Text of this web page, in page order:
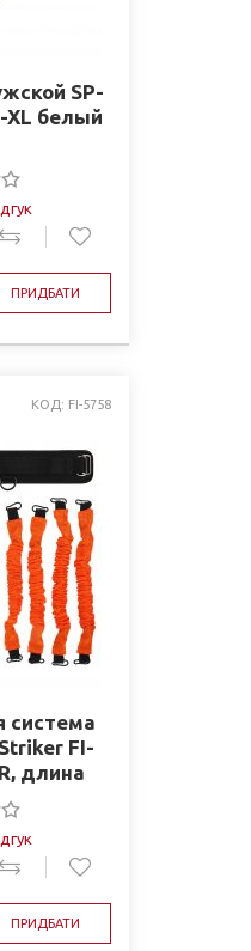
SP-
XL белый
ПРИДБАТИ
КОД: FI-5758
система
FI-
длина
43см,
ПРИДБАТИ